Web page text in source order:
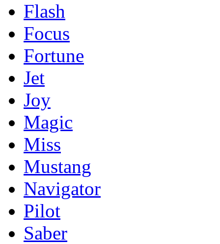
Flash
Focus
Fortune
Jet
Joy
Magic
Miss
Mustang
Navigator
Pilot
Saber